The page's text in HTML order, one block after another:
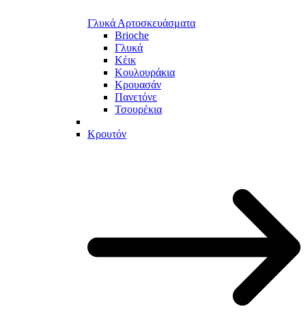
Γλυκά Αρτοσκευάσματα
Brioche
Γλυκά
Κέικ
Κουλουράκια
Κρουασάν
Πανετόνε
Τσουρέκια
Κρουτόν